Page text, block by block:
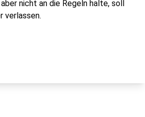
nicht an die Regeln halte, soll
verlassen.